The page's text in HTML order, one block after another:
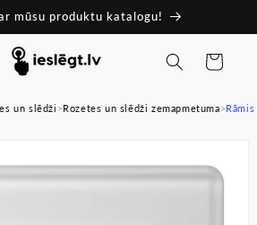
mūsu produktu katalogu!
Ratiņi
un slēdži >Rozetes un slēdži zemapmetuma>